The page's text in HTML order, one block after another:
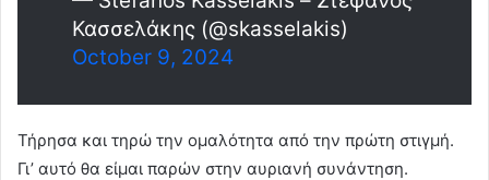
Κασσελάκης (@skasselakis)
October 9, 2024
Τήρησα και τηρώ την ομαλότητα από την πρώτη στιγμή.
Γι’ αυτό θα είμαι παρών στην αυριανή συνάντηση.